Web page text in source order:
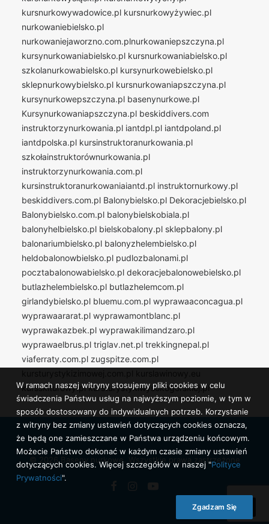
kursnurkowywadowice.pl kursnurkowyżywiec.pl
nurkowaniebielsko.pl
nurkowaniejaworzno.com.plnurkowaniepszczyna.pl
kursynurkowaniabielsko.pl kursnurkowaniabielsko.pl
szkolanurkowabielsko.pl kursynurkowebielsko.pl
sklepnurkowybielsko.pl kursnurkowaniapszczyna.pl
kursynurkowepszczyna.pl basenynurkowe.pl
Kursynurkowaniapszczyna.pl beskiddivers.com
instruktorzynurkowania.pl iantdpl.pl iantdpoland.pl
iantdpolska.pl kursinstruktoranurkowania.pl
szkołainstruktorównurkowania.pl
instruktorzynurkowania.com.pl
kursinstruktoranurkowaniaiantd.pl instruktornurkowy.pl
beskiddivers.com.pl Balonybielsko.pl Dekoracjebielsko.pl
Balonybielsko.com.pl balonybielskobiala.pl
balonyhelbielsko.pl bielskobalony.pl sklepbalony.pl
balonariumbielsko.pl balonyzhelembielsko.pl
heldobalonowbielsko.pl pudlozbalonami.pl
pocztabalonowabielsko.pl dekoracjebalonowebielsko.pl
butlazhelembielsko.pl butlazhelemcom.pl
girlandybielsko.pl bluemu.com.pl wyprawaaconcagua.pl
wyprawaararat.pl wyprawamontblanc.pl
wyprawakazbek.pl wyprawakilimandzaro.pl
wyprawaelbrus.pl triglav.net.pl trekkingnepal.pl
viaferraty.com.pl zugspitze.com.pl
kursskiturowy.pl kursturystykiwysokogorskiej.pl
© 2026 Baseny nurkowe. Wszystkie prawa zastrzeżone
W ramach naszej witryny stosujemy pliki cookies w celu
świadczenia Państwu usług na najwyższym poziomie, w tym w
sposób dostosowany do indywidualnych potrzeb. Korzystanie
z witryny bez zmiany ustawień dotyczących cookies oznacza,
że będą one zamieszczane w Państwa urządzeniu końcowym.
Możecie Państwo dokonać w każdym czasie zmiany ustawień
dotyczących cookies. Więcej szczegółów w naszej "Polityce
Prywatności".
Zgadzam Się